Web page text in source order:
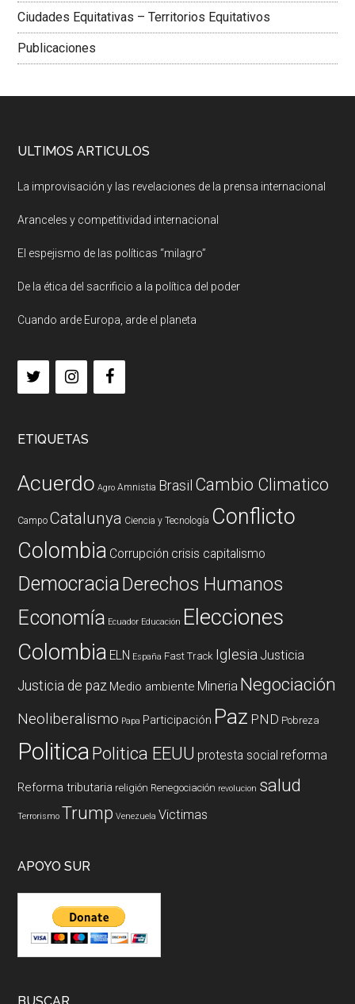
Ciudades Equitativas – Territorios Equitativos
Publicaciones
ULTIMOS ARTICULOS
La improvisación y las revelaciones de la prensa internacional
Aranceles y competitividad internacional
El espejismo de las políticas “milagro”
De la ética del sacrificio a la política del poder
Cuando arde Europa, arde el planeta
ETIQUETAS
Acuerdo Agro Amnistia Brasil Cambio Climatico
Campo Catalunya Ciencia y Tecnología Conflicto
Colombia Corrupción crisis capitalismo
DemocraciaDerechos Humanos
Economía Ecuador Educación Elecciones
Colombia ELN España Fast Track Iglesia Justicia
Justicia de paz Medio ambiente Mineria Negociación
Neoliberalismo Papa Participación Paz PND Pobreza
PoliticaPolitica EEUU protesta social reforma
Reforma tributaria religión Renegociación revolucion salud
Terrorismo Trump Venezuela Victimas
APOYO SUR